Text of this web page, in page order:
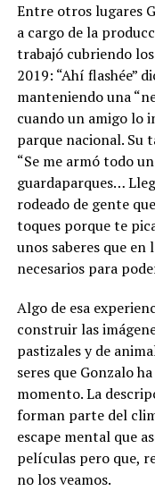
Entre otros lugares
a cargo de la
trabajó cubriendo
2019: “Ahí flashée”
manteniendo una
cuando un amigo lo
parque nacional. Su
“Se me armó todo
guardaparques…
rodeado de gente
toques porque te
unos saberes que en
necesarios para
Algo de esa
construir las
pastizales y de
seres que Gonzalo
momento. La
forman parte del
escape mental que
películas pero que,
no los veamos.